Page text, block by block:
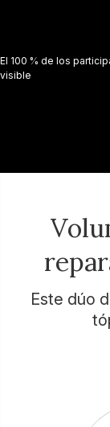
El 100 % de los
visible
Este dúo